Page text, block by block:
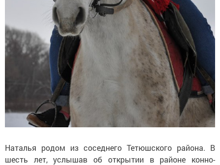
Наталья родом из соседнего Тетюшского района. В
шесть лет, услышав об открытии в районе конно-